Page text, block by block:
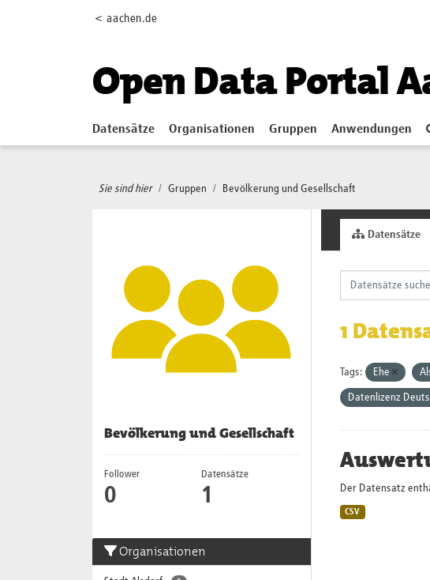
< aachen.de
Open Data Portal
Datensätze Organisationen Gruppen Anwendungen
Sie sind hier Gruppen Bevölkerung und Gesellschaft
Bevölkerung und Gesellschaft
Follower
0
Datensätze
1
Organisationen
Datensätze
1
Tags: Ehe
Datenlizenz
Der Datensatz
CSV